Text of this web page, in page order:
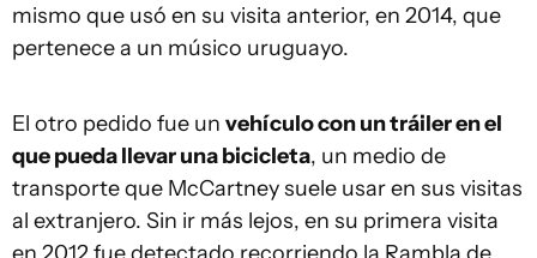
mismo que usó en su visita anterior, en 2014, que
pertenece a un músico uruguayo.
El otro pedido fue un vehículo con un tráiler en el
que pueda llevar una bicicleta, un medio de
transporte que McCartney suele usar en sus visitas
al extranjero. Sin ir más lejos, en su primera visita